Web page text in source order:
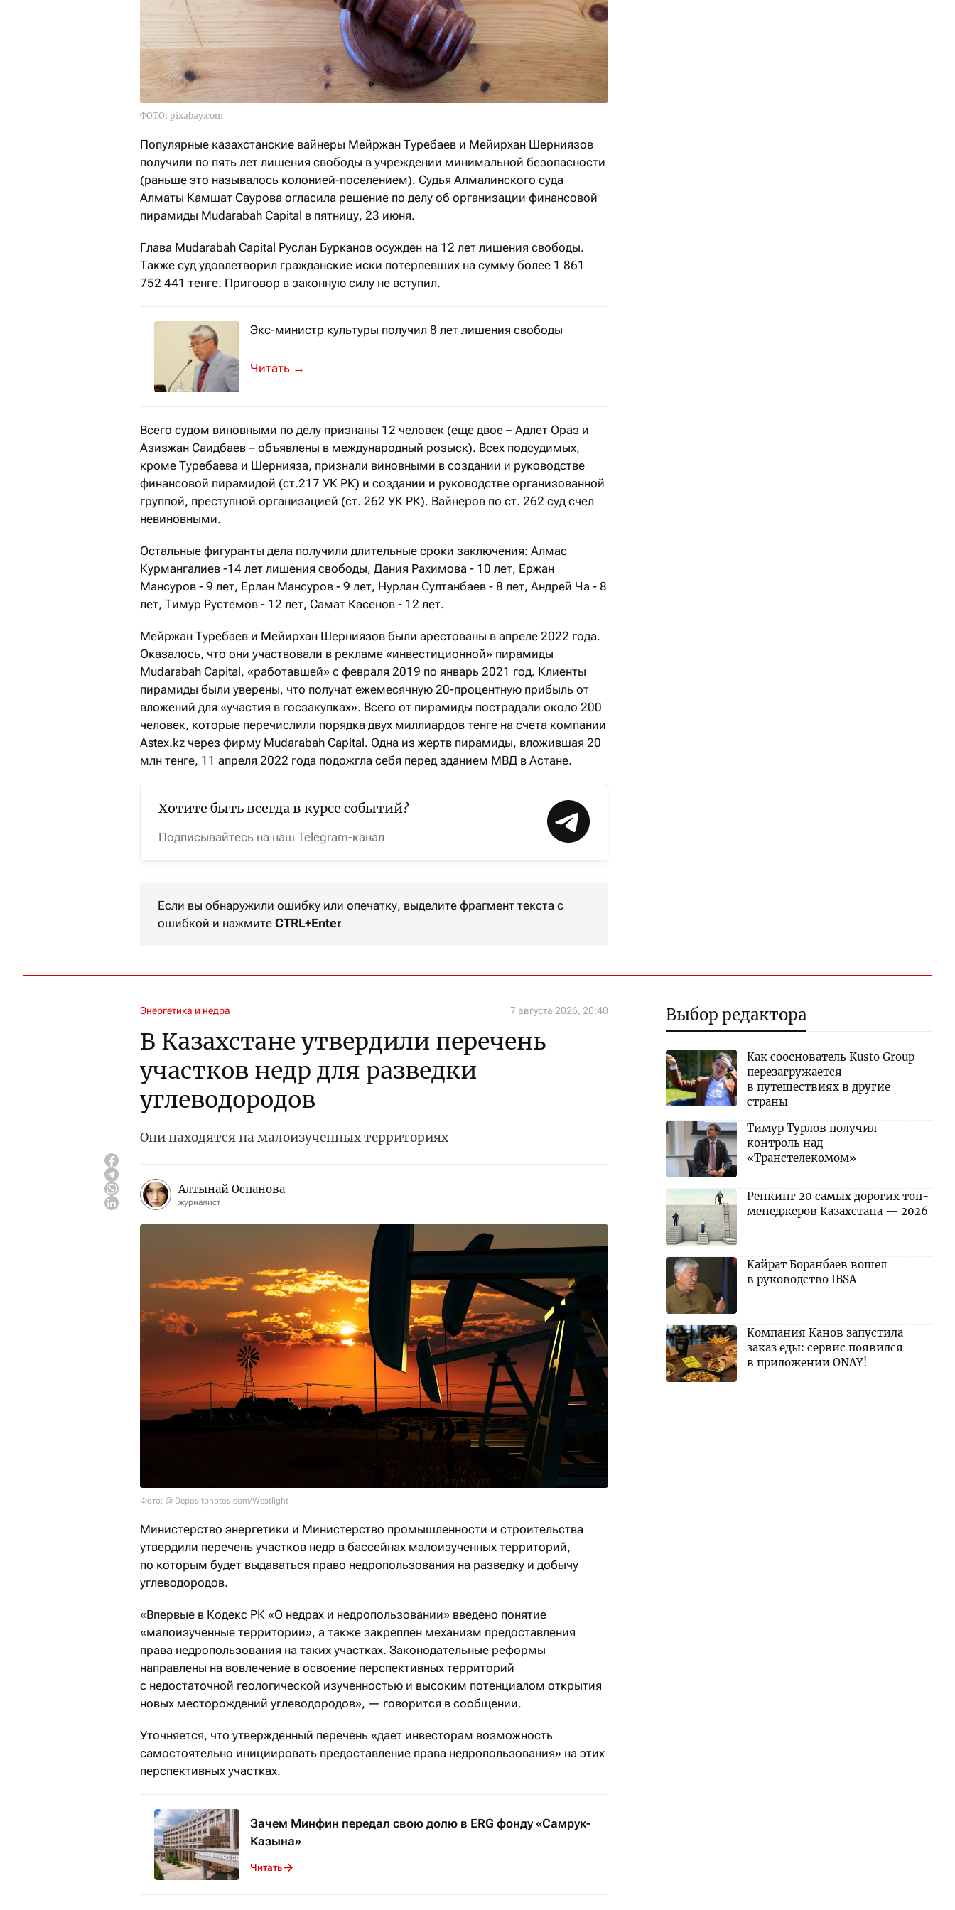
ФОТО: pixabay.com
Популярные казахстанские вайнеры Мейржан Туребаев и Мейирхан Шерниязов
получили по пять лет лишения свободы в учреждении минимальной безопасности
(раньше это называлось колонией-поселением). Судья Алмалинского суда
Алматы Камшат Саурова огласила решение по делу об организации финансовой
пирамиды Mudarabah Capital в пятницу, 23 июня.
Глава Mudarabah Capital Руслан Бурканов осужден на 12 лет лишения свободы.
Также суд удовлетворил гражданские иски потерпевших на сумму более 1 861
752 441 тенге. Приговор в законную силу не вступил.
Экс-министр культуры получил 8 лет лишения свободы
Суд вынес приговор Арыстанбеку Мухамедиулы
→
Всего судом виновными по делу признаны 12 человек (еще двое – Адлет Ораз и
Азизжан Саидбаев – объявлены в международный розыск). Всех подсудимых,
кроме Туребаева и Шернияза, признали виновными в создании и руководстве
финансовой пирамидой (ст.217 УК РК) и создании и руководстве организованной
группой, преступной организацией (ст. 262 УК РК). Вайнеров по ст. 262 суд счел
невиновными.
Остальные фигуранты дела получили длительные сроки заключения: Алмас
Курмангалиев -14 лет лишения свободы, Дания Рахимова - 10 лет, Ержан
Мансуров - 9 лет, Ерлан Мансуров - 9 лет, Нурлан Султанбаев - 8 лет, Андрей Ча - 8
лет, Тимур Рустемов - 12 лет, Самат Касенов - 12 лет.
Мейржан Туребаев и Мейирхан Шерниязов были арестованы в апреле 2022 года.
Оказалось, что они участвовали в рекламе «инвестиционной» пирамиды
Mudarabah Capital, «работавшей» с февраля 2019 по январь 2021 год. Клиенты
пирамиды были уверены, что получат ежемесячную 20-процентную прибыль от
вложений для «участия в госзакупках». Всего от пирамиды пострадали около 200
человек, которые перечислили порядка двух миллиардов тенге на счета компании
Astex.kz через фирму Mudarabah Capital. Одна из жертв пирамиды, вложившая 20
млн тенге, 11 апреля 2022 года подожгла себя перед зданием МВД в Астане.
Хотите быть всегда в курсе событий?
Подписывайтесь на наш Telegram-канал
Если вы обнаружили ошибку или опечатку, выделите фрагмент текста с
ошибкой и нажмите CTRL+Enter
Энергетика и недра 7 августа 2026, 20:40
В Казахстане утвердили перечень
участков недр для разведки
углеводородов
Они находятся на малоизученных территориях
Алтынай Оспанова
журналист
Фото: © Depositphotos.com/Westlight
Министерство энергетики и Министерство промышленности и строительства
утвердили перечень участков недр в бассейнах малоизученных территорий,
по которым будет выдаваться право недропользования на разведку и добычу
углеводородов.
«Впервые в Кодекс РК «О недрах и недропользовании» введено понятие
«малоизученные территории», а также закреплен механизм предоставления
права недропользования на таких участках. Законодательные реформы
направлены на вовлечение в освоение перспективных территорий
с недостаточной геологической изученностью и высоким потенциалом открытия
новых месторождений углеводородов», — говорится в сообщении.
Уточняется, что утвержденный перечень «дает инвесторам возможность
самостоятельно инициировать предоставление права недропользования» на этих
перспективных участках.
Зачем Минфин передал свою долю в ERG фонду «Самрук-
Казына»
Читать
Выбор редактора
Как сооснователь Kusto Group
перезагружается
в путешествиях в другие
страны
Тимур Турлов получил
контроль над
«Транстелекомом»
Ренкинг 20 самых дорогих топ-
менеджеров Казахстана — 2026
Кайрат Боранбаев вошел
в руководство IBSA
Компания Канов запустила
заказ еды: сервис появился
в приложении ONAY!